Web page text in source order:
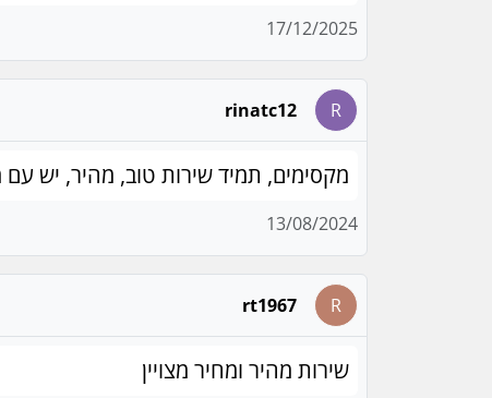
17/12/2025
R
rinatc12
מקסימים, תמיד שירות טוב, מהיר, יש
13/08/2024
R
rt1967
שירות מהיר ומחיר מצויין